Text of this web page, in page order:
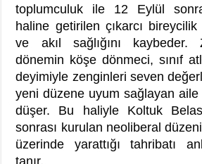
toplumculuk ile 12 Eylül
haline getirilen çıkarcı
ve akıl sağlığını kaybeder.
dönemin köşe dönmeci, sınıf
deyimiyle zenginleri seven
yeni düzene uyum sağlayan
düşer. Bu haliyle Koltuk
sonrası kurulan neoliberal
üzerinde yarattığı tahribatı
tanır.